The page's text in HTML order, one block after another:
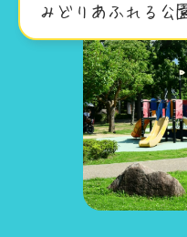
みどりあふれる公